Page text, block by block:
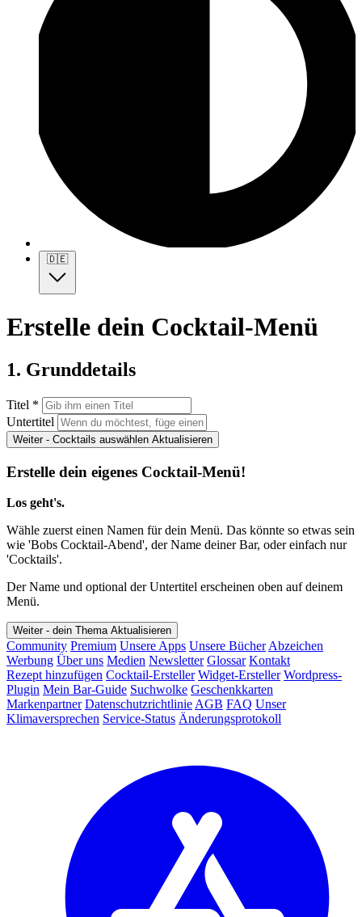
🇩🇪
Erstelle dein Cocktail-Menü
1. Grunddetails
Titel *
Untertitel
Weiter - Cocktails auswählen Aktualisieren
Erstelle dein eigenes Cocktail-Menü!
Los geht's.
Wähle zuerst einen Namen für dein Menü. Das könnte so etwas sein
wie 'Bobs Cocktail-Abend', der Name deiner Bar, oder einfach nur
'Cocktails'.
Der Name und optional der Untertitel erscheinen oben auf deinem
Menü.
Weiter - dein Thema Aktualisieren
Community Premium Unsere Apps Unsere Bücher Abzeichen
Werbung Über uns Medien Newsletter Glossar Kontakt
Rezept hinzufügen Cocktail-Ersteller Widget-Ersteller Wordpress-
Plugin Mein Bar-Guide Suchwolke Geschenkkarten
Markenpartner Datenschutzrichtlinie AGB FAQ Unser
Klimaversprechen Service-Status Änderungsprotokoll